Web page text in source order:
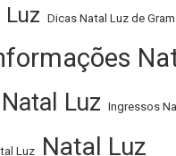
Luz Dicas Natal Luz de
Luz Ingressos
Luz Natal Luz